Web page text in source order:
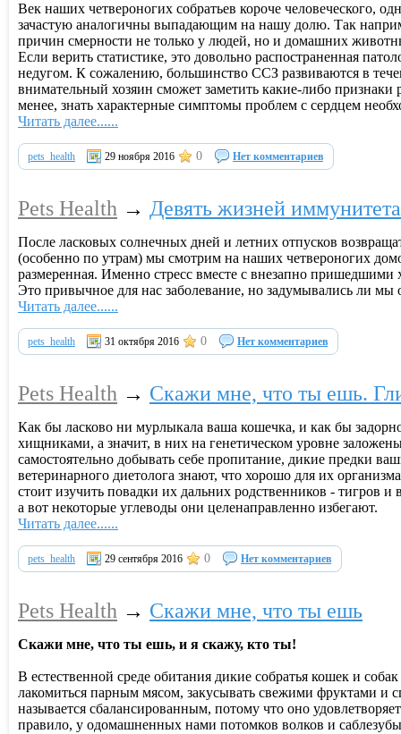
Век наших четвероногих собратьев короче человеческого,
зачастую аналогичны выпадающим на нашу долю. Так
причин смерности не только у людей, но и домашних
Если верить статистике, это довольно распостраненная
недугом. К сожалению, большинство ССЗ развиваются в
внимательный хозяин сможет заметить какие-либо
менее, знать характерные симптомы проблем с сердцем
Читать далее......
pets_health 29 ноября 2016 0 Нет комментариев
Pets Health → Девять жизней иммунитета
После ласковых солнечных дней и летних отпусков
(особенно по утрам) мы смотрим на наших четвероногих
размеренная. Именно стресс вместе с внезапно
Это привычное для нас заболевание, но задумывались ли
Читать далее......
pets_health 31 октября 2016 0 Нет комментариев
Pets Health → Скажи мне, что ты ешь.
Как бы ласково ни мурлыкала ваша кошечка, и как бы
хищниками, а значит, в них на генетическом уровне
самостоятельно добывать себе пропитание, дикие предки
ветеринарного диетолога знают, что хорошо для их
стоит изучить повадки их дальних родственников - тигров
а вот некоторые углеводы они целенаправленно избегают.
Читать далее......
pets_health 29 сентября 2016 0 Нет комментариев
Pets Health → Скажи мне, что ты ешь
Скажи мне, что ты ешь, и я скажу, кто ты!
В естественной среде обитания дикие собратья кошек и
лакомиться парным мясом, закусывать свежими фруктами
называется сбалансированным, потому что оно
правило, у одомашненных нами потомков волков и